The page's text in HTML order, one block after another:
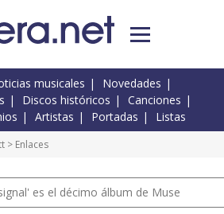
musicales
Novedades
Discos históricos
Canciones
Artistas Portadas Listas
> Enlaces
es el décimo álbum de Muse